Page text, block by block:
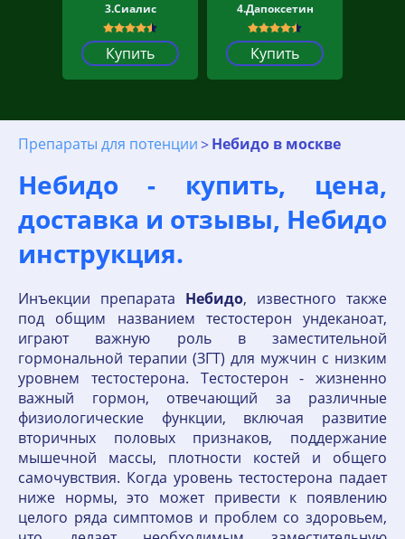
3.Сиалис
Купить
4.Дапоксетин
Купить
Препараты для потенции Небидо в москве
Небидо - купить, цена,
доставка и отзывы, Небидо
инструкция.
Инъекции препарата Небидо, известного также
под общим названием тестостерон ундеканоат,
играют важную роль в заместительной
гормональной терапии (ЗГТ) для мужчин с низким
уровнем тестостерона. Тестостерон - жизненно
важный гормон, отвечающий за различные
физиологические функции, включая развитие
вторичных половых признаков, поддержание
мышечной массы, плотности костей и общего
самочувствия. Когда уровень тестостерона падает
ниже нормы, это может привести к появлению
целого ряда симптомов и проблем со здоровьем,